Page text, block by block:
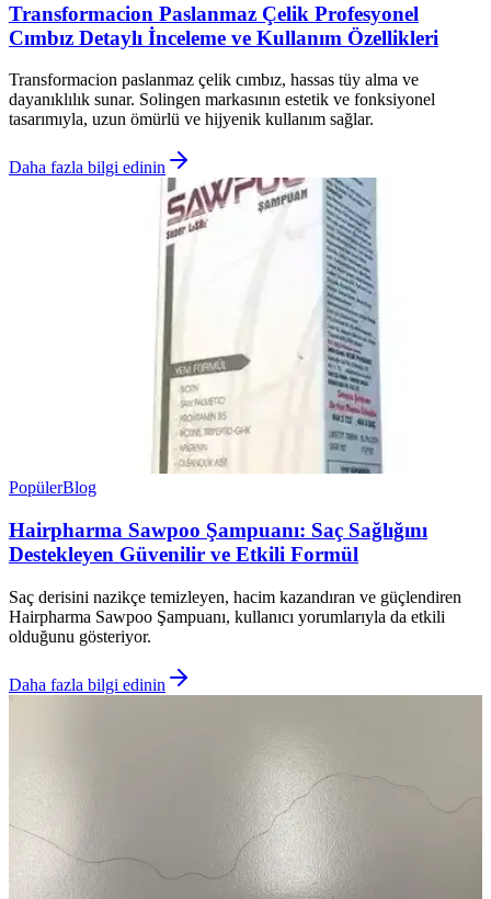
Transformacion Paslanmaz Çelik Profesyonel
Cımbız Detaylı İnceleme ve Kullanım Özellikleri
Transformacion paslanmaz çelik cımbız, hassas tüy alma ve
dayanıklılık sunar. Solingen markasının estetik ve fonksiyonel
tasarımıyla, uzun ömürlü ve hijyenik kullanım sağlar.
Daha fazla bilgi edinin
PopülerBlog
Hairpharma Sawpoo Şampuanı: Saç Sağlığını
Destekleyen Güvenilir ve Etkili Formül
Saç derisini nazikçe temizleyen, hacim kazandıran ve güçlendiren
Hairpharma Sawpoo Şampuanı, kullanıcı yorumlarıyla da etkili
olduğunu gösteriyor.
Daha fazla bilgi edinin